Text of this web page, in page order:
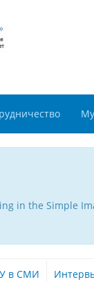
in the Simple
в СМИ